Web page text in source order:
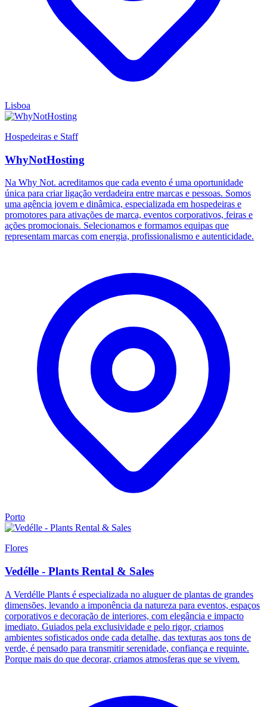
Lisboa
Hospedeiras e Staff
WhyNotHosting
Na Why Not. acreditamos que cada evento é uma oportunidade
única para criar ligação verdadeira entre marcas e pessoas. Somos
uma agência jovem e dinâmica, especializada em hospedeiras e
promotores para ativações de marca, eventos corporativos, feiras e
ações promocionais. Selecionamos e formamos equipas que
representam marcas com energia, profissionalismo e autenticidade.
Porto
Flores
Vedélle - Plants Rental & Sales
A Verdélle Plants é especializada no aluguer de plantas de grandes
dimensões, levando a imponência da natureza para eventos, espaços
corporativos e decoração de interiores, com elegância e impacto
imediato. Guiados pela exclusividade e pelo rigor, criamos
ambientes sofisticados onde cada detalhe, das texturas aos tons de
verde, é pensado para transmitir serenidade, confiança e requinte.
Porque mais do que decorar, criamos atmosferas que se vivem.